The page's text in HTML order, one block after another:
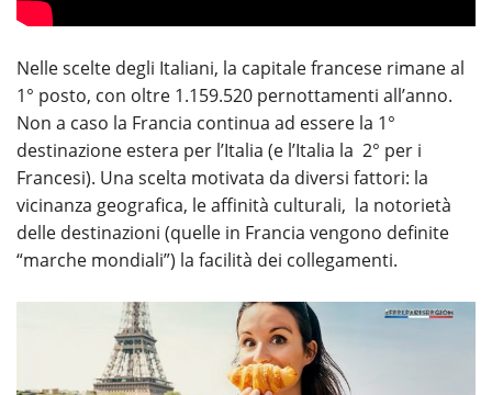
Nelle scelte degli Italiani, la capitale francese rimane al
1° posto, con oltre 1.159.520 pernottamenti all’anno.
Non a caso la Francia continua ad essere la 1°
destinazione estera per l’Italia (e l’Italia la 2° per i
Francesi). Una scelta motivata da diversi fattori: la
vicinanza geografica, le affinità culturali, la notorietà
delle destinazioni (quelle in Francia vengono definite
“marche mondiali”) la facilità dei collegamenti.